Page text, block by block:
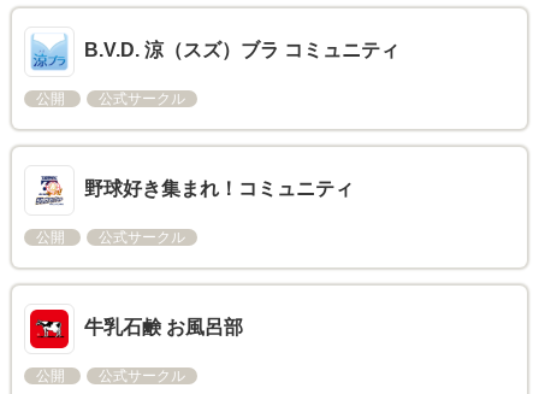
B.V.D. 涼（スズ）ブラ コミュニティ
公開 公式サークル
野球好き集まれ！コミュニティ
公開 公式サークル
牛乳石鹸 お風呂部
公開 公式サークル